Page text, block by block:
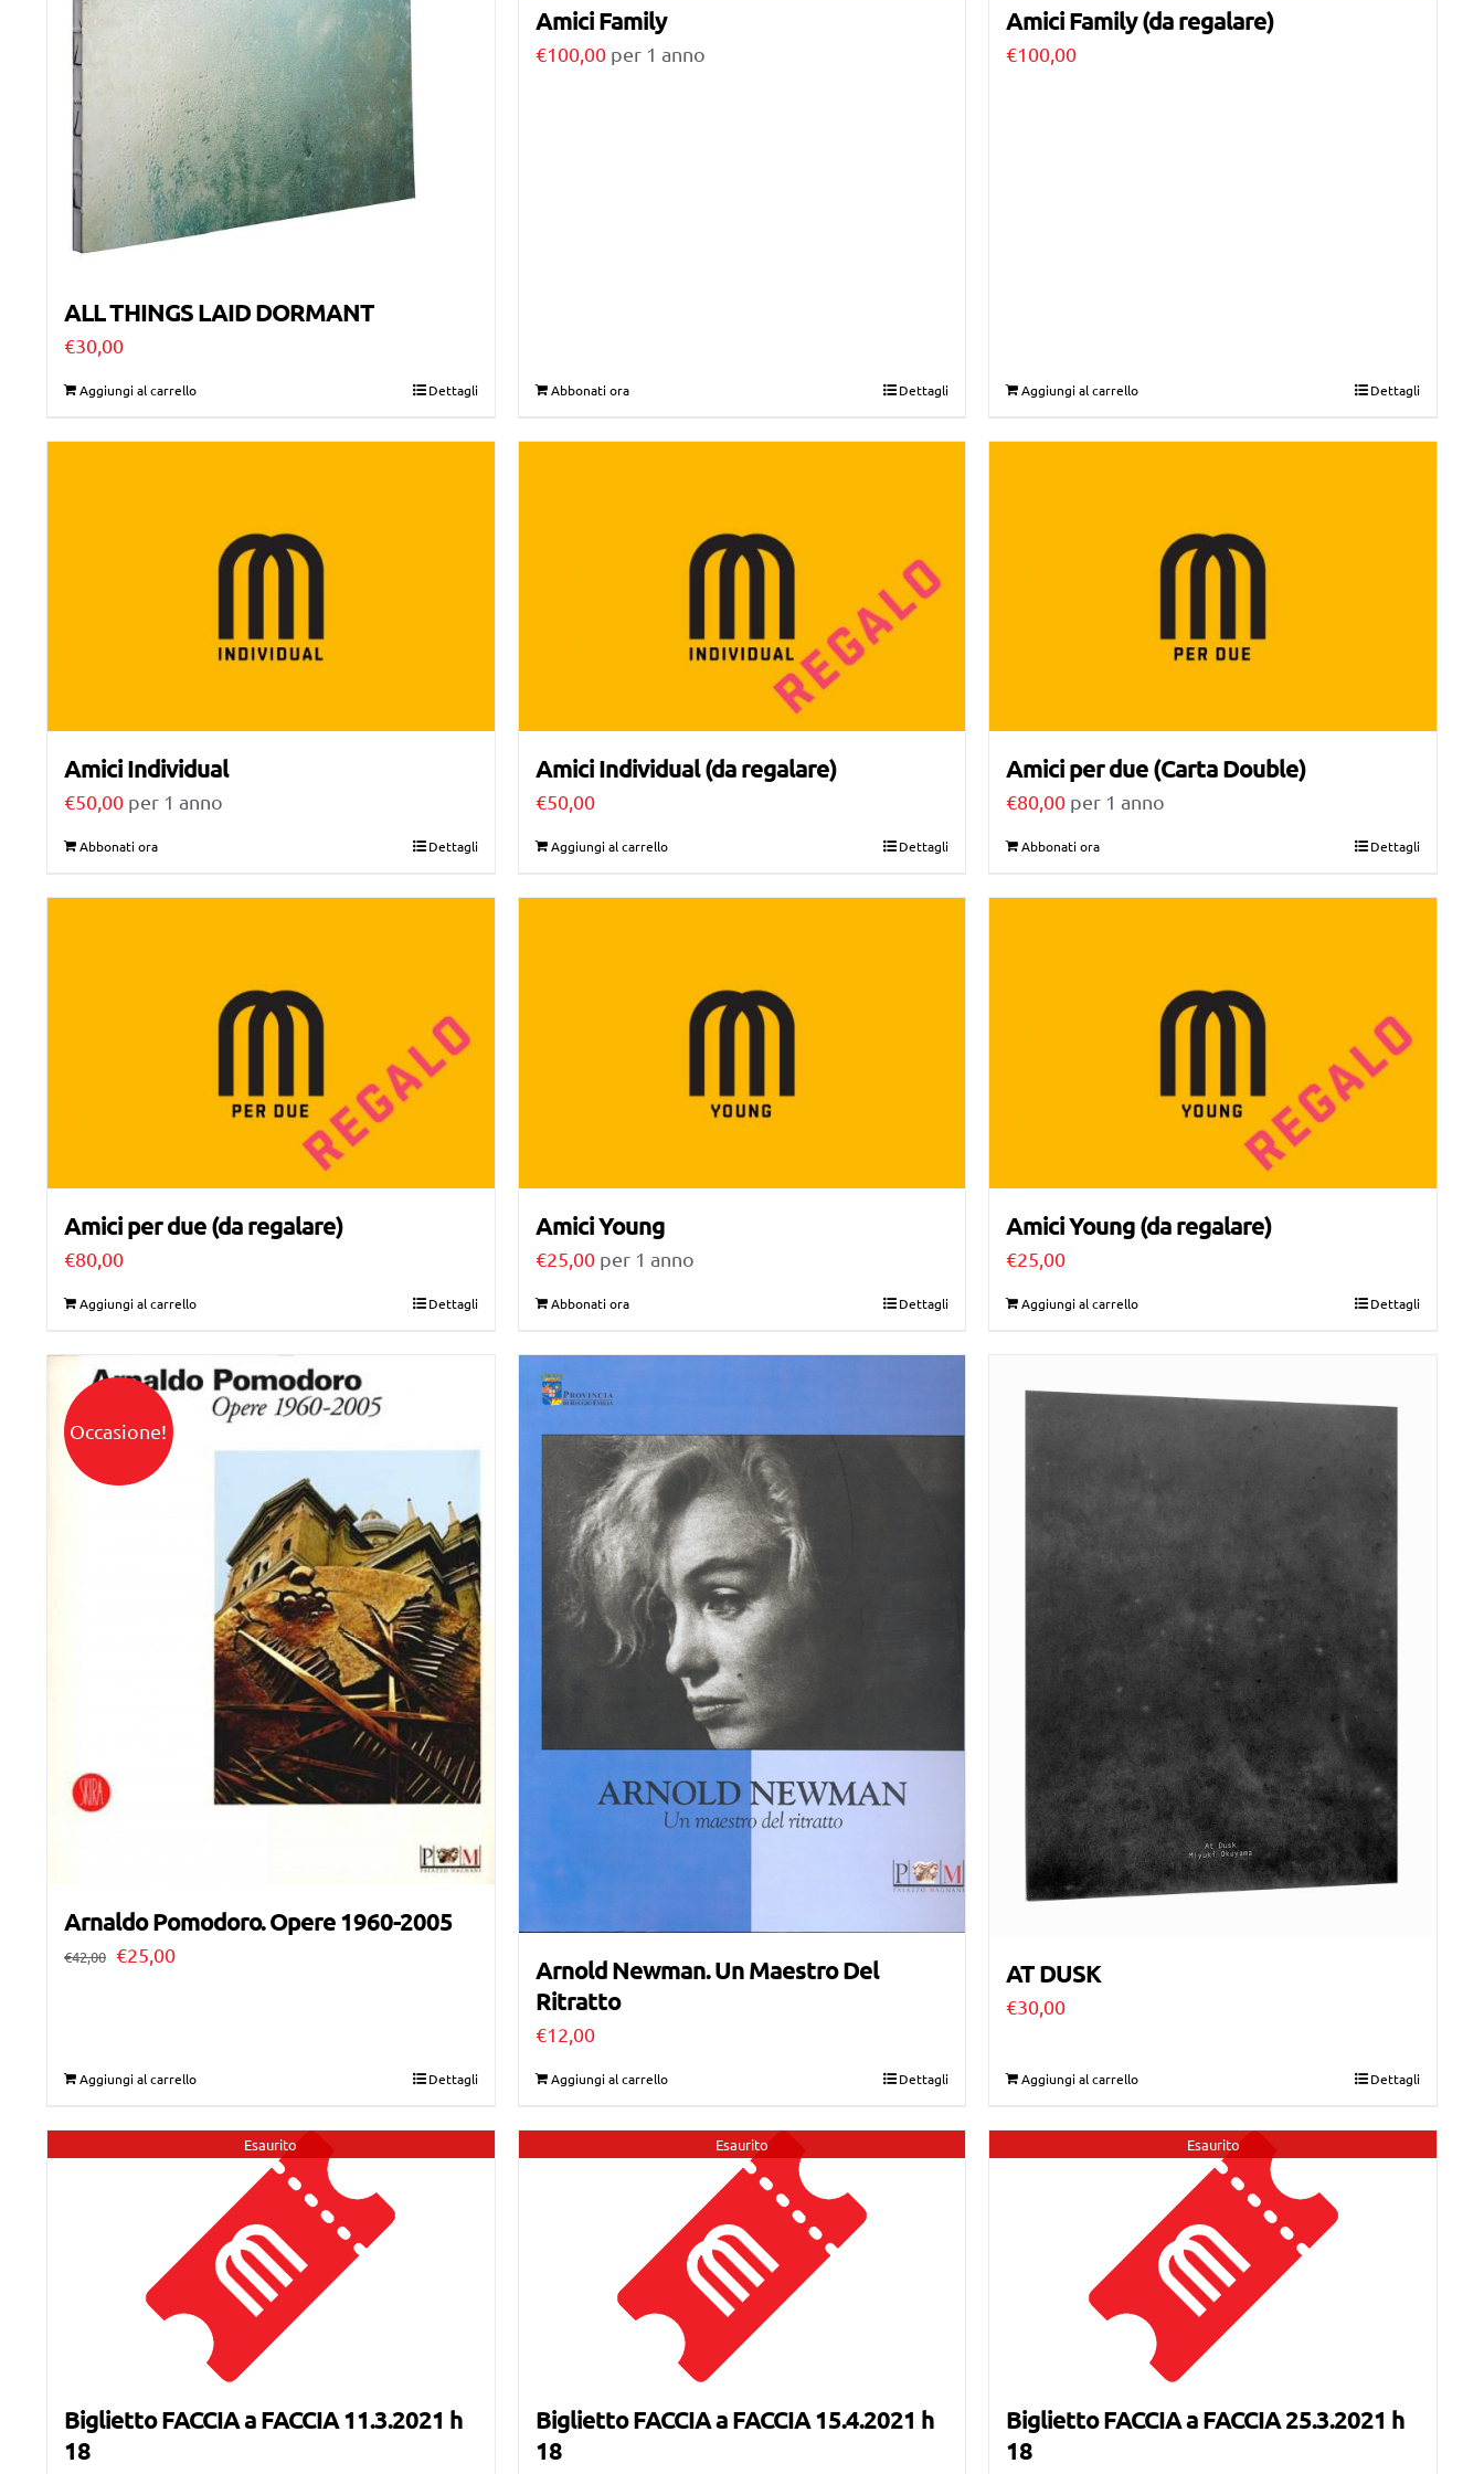
ALL THINGS LAID DORMANT
€30,00
Aggiungi al carrello Dettagli
Amici Family
€100,00 per 1 anno
Abbonati ora Dettagli
Amici Family (da regalare)
€100,00
Aggiungi al carrello Dettagli
Amici Individual
€50,00 per 1 anno
Abbonati ora Dettagli
Amici Individual (da regalare)
€50,00
Aggiungi al carrello Dettagli
Amici per due (Carta Double)
€80,00 per 1 anno
Abbonati ora Dettagli
Amici per due (da regalare)
€80,00
Aggiungi al carrello Dettagli
Amici Young
€25,00 per 1 anno
Abbonati ora Dettagli
Amici Young (da regalare)
€25,00
Aggiungi al carrello Dettagli
Occasione!
Arnaldo Pomodoro. Opere 1960-2005
€42,00 Il
€42,00.
€25,00Il
Aggiungi al carrello Dettagli
Arnold Newman. Un Maestro Del
Ritratto
€12,00
Aggiungi al carrello Dettagli
AT DUSK
€30,00
Aggiungi al carrello Dettagli
Esaurito
Biglietto FACCIA a FACCIA 11.3.2021 h
18
Esaurito
Biglietto FACCIA a FACCIA 15.4.2021 h
18
Esaurito
Biglietto FACCIA a FACCIA 25.3.2021 h
18